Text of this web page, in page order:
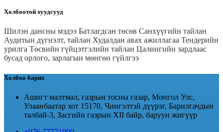
Холбоотой хуудсууд
Шилэн дансны мэдээ Батлагдсан төсөв Санхүүгийн тайлан
Аудитын дүгнэлт, тайлан Худалдан авах ажиллагаа Тендерийн
урилга Төсвийн гүйцэтгэлийн тайлан Цалингийн зардлаас
бусад орлого, зарлагын мөнгөн гүйлгээ
Холбоо барих
Ашигт малтмал, газрын тосны газар, Монгол Улс,
Улаанбаатар хот 15170, Чингэлтэй дүүрэг, Барилгачдын
талбай-3, Засгийн газрын XII байр, баруун жигүүр